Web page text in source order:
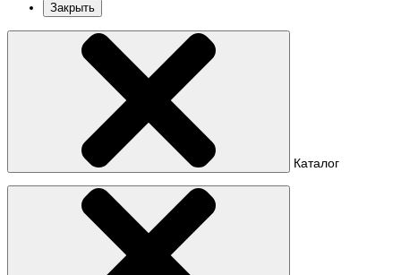
Закрыть
Каталог